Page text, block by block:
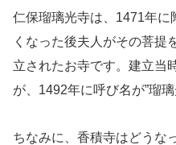
仁保瑠璃光寺は、1471年
くなった後夫人がその菩提
立されたお寺です。建立当
が、1492年に呼び名が”瑠
ちなみに、香積寺はどうな